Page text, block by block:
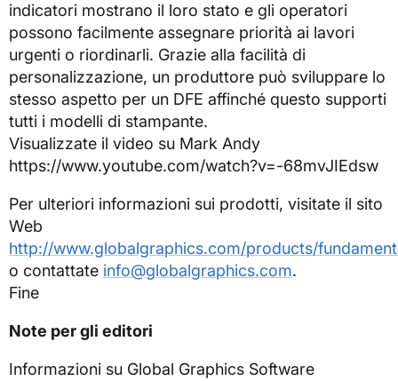
indicatori mostrano il loro stato e gli operatori
possono facilmente assegnare priorità ai lavori
urgenti o riordinarli. Grazie alla facilità di
personalizzazione, un produttore può sviluppare lo
stesso aspetto per un DFE affinché questo supporti
tutti i modelli di stampante.
Visualizzate il video su Mark Andy
https://www.youtube.com/watch?v=-68mvJIEdsw
Per ulteriori informazioni sui prodotti, visitate il sito
Web
http://www.globalgraphics.com/products/
o contattate info@globalgraphics.com.
Fine
Note per gli editori
Informazioni su Global Graphics Software